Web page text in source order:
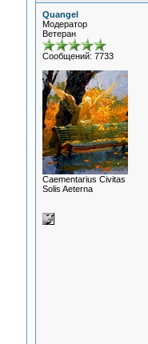
Quangel
Модератор
Ветеран
Сообщений: 7733
Сaementarius Civitas
Solis Aeterna